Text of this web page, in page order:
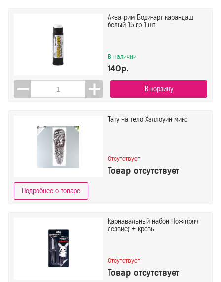
Аквагрим Боди-арт карандаш
белый 15 гр 1 шт
В наличии
140р.
В корзину
Тату на тело Хэллоуин микс
Отсутствует
Товар отсутствует
Подробнее о товаре
Карнавальный набон Нож(пряч
лезвие) + кровь
Отсутствует
Товар отсутствует